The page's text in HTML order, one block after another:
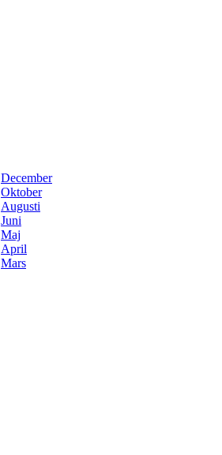
December
Oktober
Augusti
Juni
Maj
April
Mars